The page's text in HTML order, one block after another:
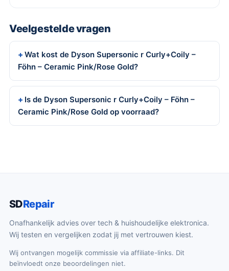
Veelgestelde vragen
Wat kost de Dyson Supersonic r Curly+Coily –
Föhn – Ceramic Pink/Rose Gold?
Is de Dyson Supersonic r Curly+Coily – Föhn –
Ceramic Pink/Rose Gold op voorraad?
SDRepair
Onafhankelijk advies over tech & huishoudelijke elektronica.
Wij testen en vergelijken zodat jij met vertrouwen kiest.
Wij ontvangen mogelijk commissie via affiliate-links. Dit
beïnvloedt onze beoordelingen niet.